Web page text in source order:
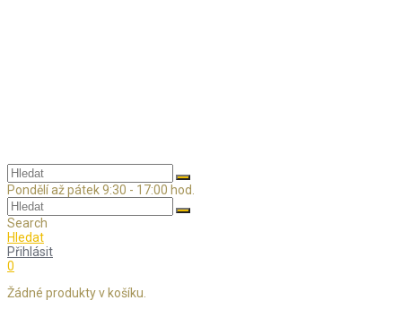
Pondělí až pátek 9:30 - 17:00 hod.
Search
Hledat
Přihlásit
0
Žádné produkty v košíku.